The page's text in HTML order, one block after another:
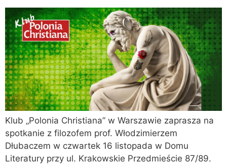
Klub „Polonia Christiana” w Warszawie zaprasza na
spotkanie z filozofem prof. Włodzimierzem
Dłubaczem w czwartek 16 listopada w Domu
Literatury przy ul. Krakowskie Przedmieście 87/89.